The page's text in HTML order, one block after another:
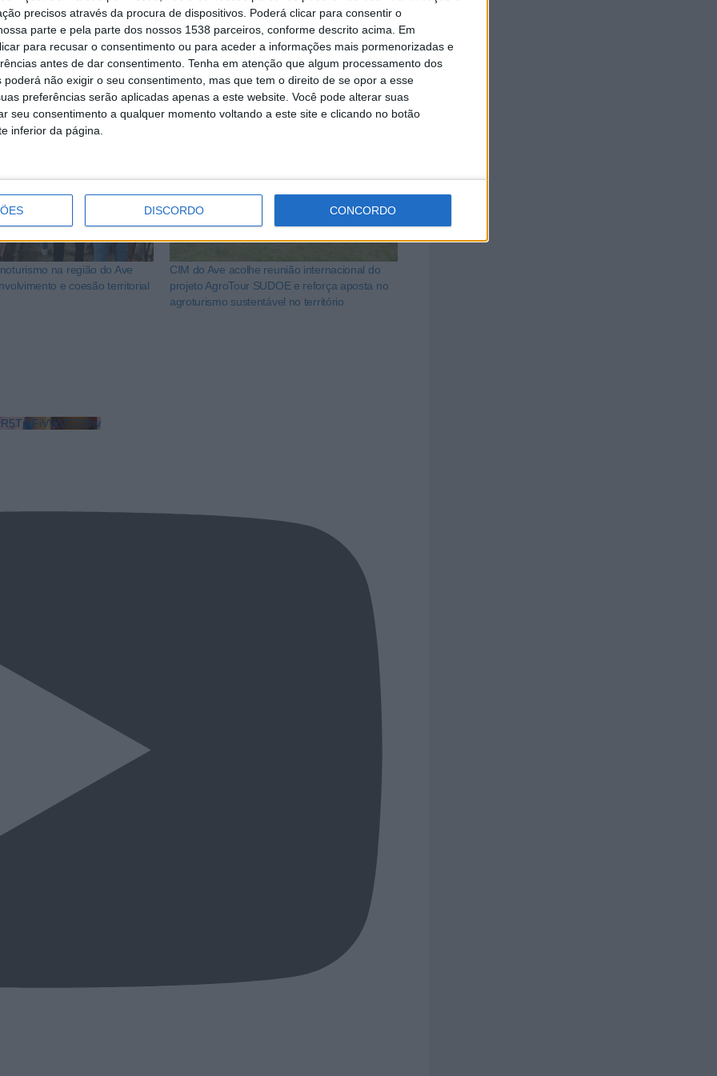
precisos através da procura de dispositivos. Poderá clicar para consentir o
parte e pela parte dos nossos 1538 parceiros, conforme descrito acima. Em
para recusar o consentimento ou para aceder a informações mais pormenorizadas e
antes de dar consentimento. Tenha em atenção que algum processamento dos
poderá não exigir o seu consentimento, mas que tem o direito de se opor a esse
preferências serão aplicadas apenas a este website. Você pode alterar suas
seu consentimento a qualquer momento voltando a este site e clicando no botão
inferior da página.
DISCORDO CONCORDO
digital.
da oferta turística do Norte de Portugal,
e prosperidade social, em total alinhamento com as metas
na região do Ave
e coesão territorial
CIM do Ave acolhe reunião internacional do
projeto AgroTour SUDOE e reforça aposta no
agroturismo sustentável no território